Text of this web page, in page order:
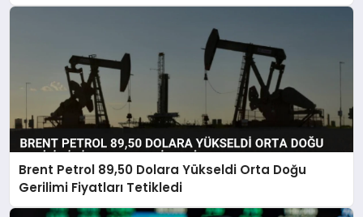
Brent Petrol 89,50 Dolara Yükseldi Orta Doğu
Gerilimi Fiyatları Tetikledi